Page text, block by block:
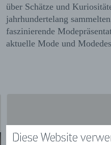
Diese Website
über Schätze und
jahrhundertelang
faszinierende
aktuelle Mode und